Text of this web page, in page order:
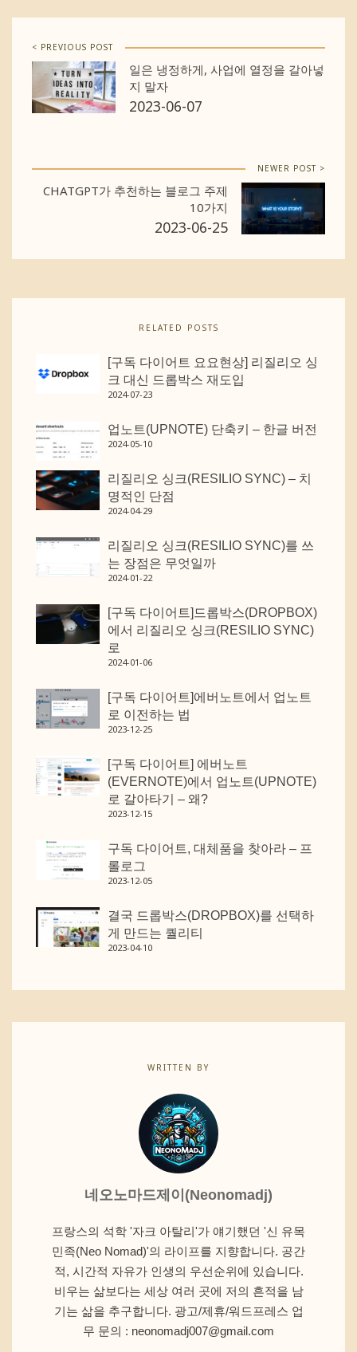
< PREVIOUS POST
일은 냉정하게, 사업에 열정을 갈아넣
지 말자
2023-06-07
NEWER POST >
CHATGPT가 추천하는 블로그 주제
10가지
2023-06-25
RELATED POSTS
[구독 다이어트 요요현상] 리질리오 싱
크 대신 드롭박스 재도입
2024-07-23
업노트(UPNOTE) 단축키 – 한글 버전
2024-05-10
리질리오 싱크(RESILIO SYNC) – 치
명적인 단점
2024-04-29
리질리오 싱크(RESILIO SYNC)를 쓰
는 장점은 무엇일까
2024-01-22
[구독 다이어트]드롭박스(DROPBOX)
에서 리질리오 싱크(RESILIO SYNC)
로
2024-01-06
[구독 다이어트]에버노트에서 업노트
로 이전하는 법
2023-12-25
[구독 다이어트] 에버노트
(EVERNOTE)에서 업노트(UPNOTE)
로 갈아타기 – 왜?
2023-12-15
구독 다이어트, 대체품을 찾아라 – 프
롤로그
2023-12-05
결국 드롭박스(DROPBOX)를 선택하
게 만드는 퀄리티
2023-04-10
WRITTEN BY
네오노마드제이(Neonomadj)
프랑스의 석학 '자크 아탈리'가 얘기했던 '신 유목
민족(Neo Nomad)'의 라이프를 지향합니다. 공간
적, 시간적 자유가 인생의 우선순위에 있습니다.
비우는 삶보다는 세상 여러 곳에 저의 흔적을 남
기는 삶을 추구합니다. 광고/제휴/워드프레스 업
무 문의 : neonomadj007@gmail.com